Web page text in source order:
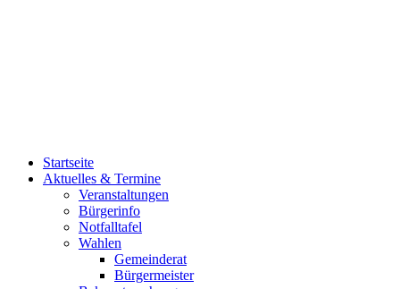
Startseite
Aktuelles & Termine
Veranstaltungen
Bürgerinfo
Notfalltafel
Wahlen
Gemeinderat
Bürgermeister